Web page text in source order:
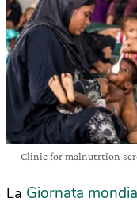
Clinic for malnutrtion
La Giornata